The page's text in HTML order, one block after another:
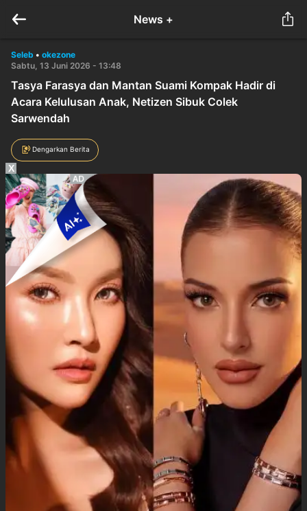
News +
Seleb • okezone
Sabtu, 13 Juni 2026 - 13:48
Tasya Farasya dan Mantan Suami Kompak Hadir di
Acara Kelulusan Anak, Netizen Sibuk Colek
Sarwendah
Dengarkan Berita
X